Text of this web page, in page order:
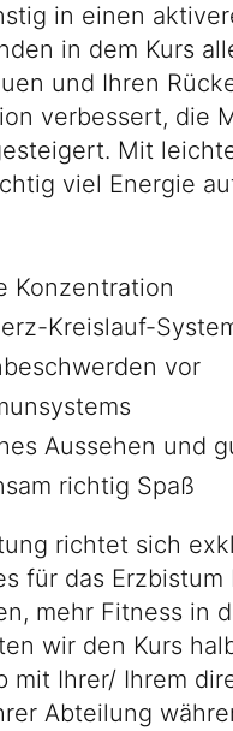
in einen
in dem Kurs
und Ihren
verbessert, die
Mit
viel Energie
Konzentration
Kreislauf-
vor
Aussehen und
richtig Spaß
richtet sich
für das
mehr Fitness in
wir den Kurs
mit Ihrer/ Ihrem
Abteilung